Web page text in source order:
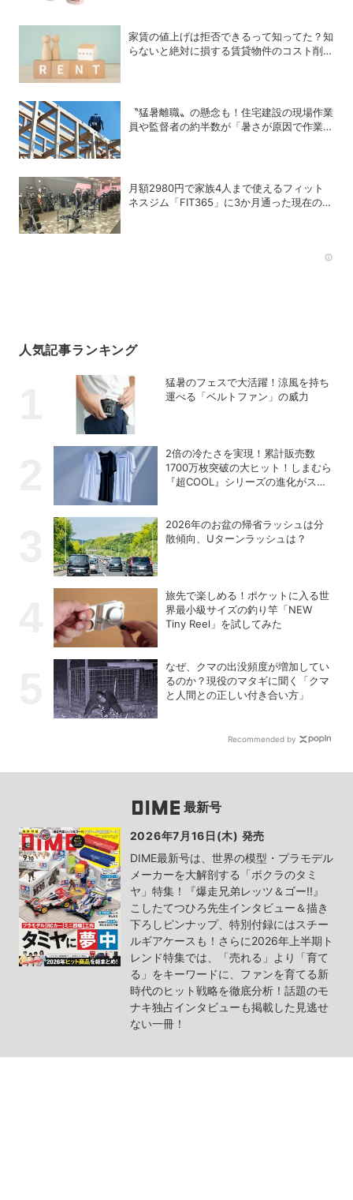
家賃の値上げは拒否できるって知ってた？知
らないと絶対に損する賃貸物件のコスト削減
〝猛暑離職〟の懸念も！住宅建設の現場作業
員や監督者の約半数が「暑さが原因で作業や
月額2980円で家族4人まで使えるフィット
ネスジム「FIT365」に3か月通った現在のリ
人気記事ランキング
猛暑のフェスで大活躍！涼風を持ち
運べる「ベルトファン」の威力
2倍の冷たさを実現！累計販売数
1700万枚突破の大ヒット！しまむら
『超COOL』シリーズの進化がスゴ
2026年のお盆の帰省ラッシュは分
散傾向、Uターンラッシュは？
旅先で楽しめる！ポケットに入る世
界最小級サイズの釣り竿「NEW
Tiny Reel」を試してみた
なぜ、クマの出没頻度が増加してい
るのか？現役のマタギに聞く「クマ
と人間との正しい付き合い方」
Recommended by
最新号
2026年7月16日(木) 発売
DIME最新号は、世界の模型・プラモデル
メーカーを大解剖する「ボクラのタミ
ヤ」特集！『爆走兄弟レッツ＆ゴー!!』
こしたてつひろ先生インタビュー＆描き
下ろしピンナップ、特別付録にはスチー
ルギアケースも！さらに2026年上半期ト
レンド特集では、「売れる」より「育て
る」をキーワードに、ファンを育てる新
時代のヒット戦略を徹底分析！話題のモ
ナキ独占インタビューも掲載した見逃せ
ない一冊！